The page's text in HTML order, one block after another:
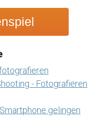
- Fotografieren
gelingen